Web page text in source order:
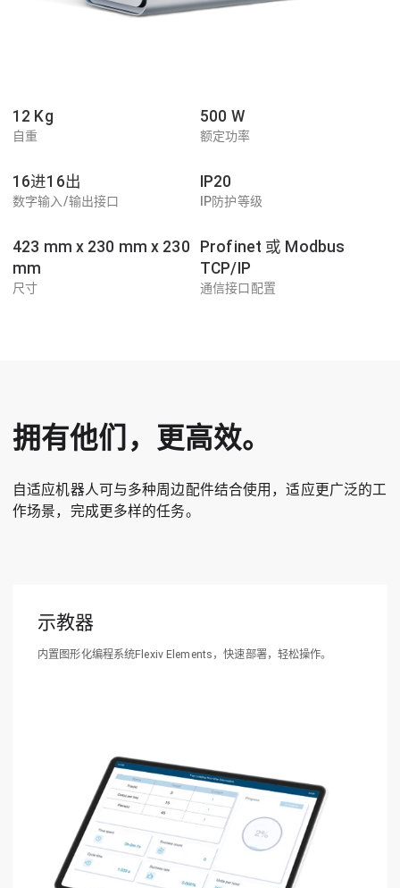
12 Kg
自重
500 W
额定功率
16进16出
数字输入/输出接口
IP20
IP防护等级
423 mm x 230 mm x 230
mm
尺寸
Profinet 或 Modbus
TCP/IP
通信接口配置
拥有他们，更高效。
自适应机器人可与多种周边配件结合使用，适应更广泛的工
作场景，完成更多样的任务。
示教器
内置图形化编程系统Flexiv Elements，快速部署，轻松操作。